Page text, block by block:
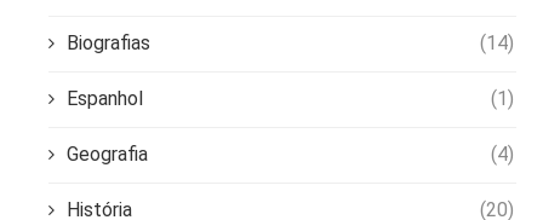
Biografias (14)
Espanhol (1)
Geografia (4)
História (20)